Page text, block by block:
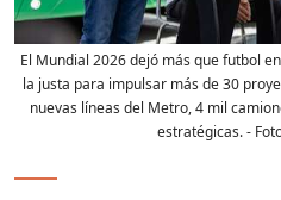
El Mundial 2026 dejó más que futbol
la justa para impulsar más de 30
nuevas líneas del Metro, 4 mil
estratégicas.-